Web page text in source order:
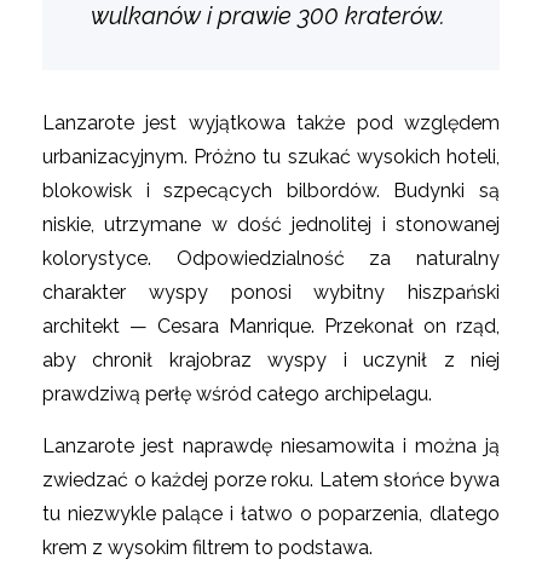
wulkanów i prawie 300 kraterów.
Lanzarote jest wyjątkowa także pod względem
urbanizacyjnym. Próżno tu szukać wysokich hoteli,
blokowisk i szpecących bilbordów. Budynki są
niskie, utrzymane w dość jednolitej i stonowanej
kolorystyce. Odpowiedzialność za naturalny
charakter wyspy ponosi wybitny hiszpański
architekt — Cesara Manrique. Przekonał on rząd,
aby chronił krajobraz wyspy i uczynił z niej
prawdziwą perłę wśród całego archipelagu.
Lanzarote jest naprawdę niesamowita i można ją
zwiedzać o każdej porze roku. Latem słońce bywa
tu niezwykle palące i łatwo o poparzenia, dlatego
krem z wysokim filtrem to podstawa.